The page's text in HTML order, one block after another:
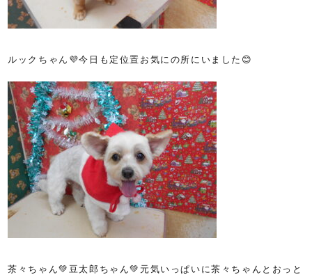
ルックちゃん💜今日も定位置お気にの所にいました😊
茶々ちゃん💚豆太郎ちゃん💚元気いっぱいに茶々ちゃんとおっと